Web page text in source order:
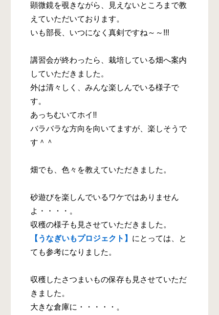
顕微鏡を覗きながら、見えないところまで教
えていただいております。
いも部長、いつになく真剣ですね～～!!!
講習会が終わったら、栽培している畑へ案内
していただきました。
外は清々しく、みんな楽しんでいる様子で
す。
あっちむいてホイ!!
バラバラな方向を向いてますが、楽しそうで
す＾＾
畑でも、色々を教えていただきました。
砂遊びを楽しんでいるワケではありません
よ・・・・。
収穫の様子も見させていただきました。
【うなぎいもプロジェクト】 にとっては、と
ても参考になりました。
収穫したさつまいもの保存も見させていただ
きました。
大きな倉庫に・・・・・。